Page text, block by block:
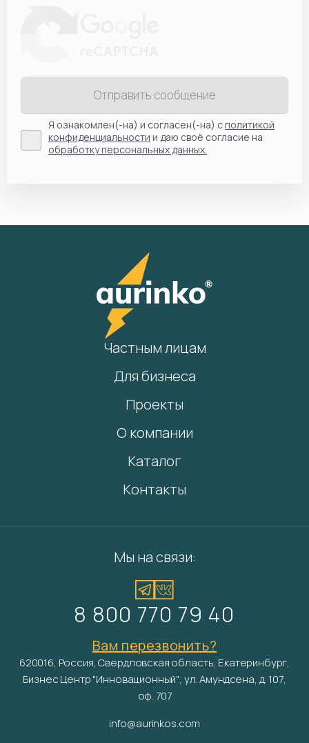
Отправить сообщение
Я ознакомлен(-на) и согласен(-на) сполитикой
конфиденциальности и даю своё согласие на
обработку персональных данных.
Частным лицам
Для бизнеса
Проекты
О компании
Каталог
Контакты
Мы на связи:
8 800 770 79 40
Вам перезвонить?
620016, Россия, Свердловская область, Екатеринбург,
Бизнес Центр "Инновационный", ул. Амундсена, д. 107,
оф. 707
info@aurinkos.com